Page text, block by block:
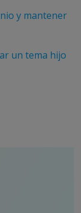
y mantener
un tema hijo